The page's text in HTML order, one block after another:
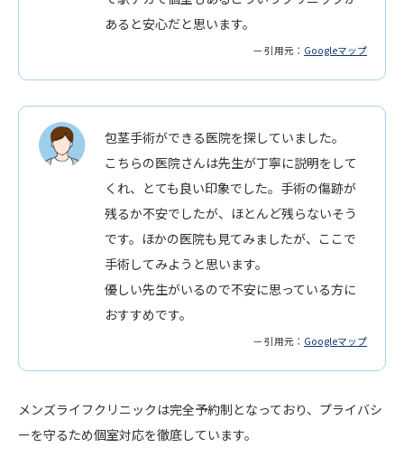
あると安心だと思います。
— 引用元： Googleマップ
包茎手術ができる医院を探していました。
こちらの医院さんは先生が丁寧に説明をして
くれ、とても良い印象でした。手術の傷跡が
残るか不安でしたが、ほとんど残らないそう
です。ほかの医院も見てみましたが、ここで
手術してみようと思います。
優しい先生がいるので不安に思っている方に
おすすめです。
— 引用元： Googleマップ
メンズライフクリニックは完全予約制となっており、プライバシ
ーを守るため個室対応を徹底しています。